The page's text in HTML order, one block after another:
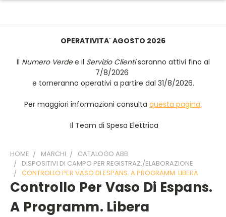
OPERATIVITA' AGOSTO 2026
Il Numero Verdee il Servizio Clientisaranno attivi fino al
7/8/2026
e torneranno operativi a partire dal 31/8/2026.
Per maggiori informazioni consulta questa pagina.
Il Team di Spesa Elettrica
HOME MARCHI
CATALOGO ABB
DISPOSITIVI DI CAMPO PER REGISTRAZ./ELABORAZIONE
CONTROLLO PER VASO DI ESPANS. A PROGRAMM. LIBERA
Controllo Per Vaso Di Espans.
A Programm. Libera